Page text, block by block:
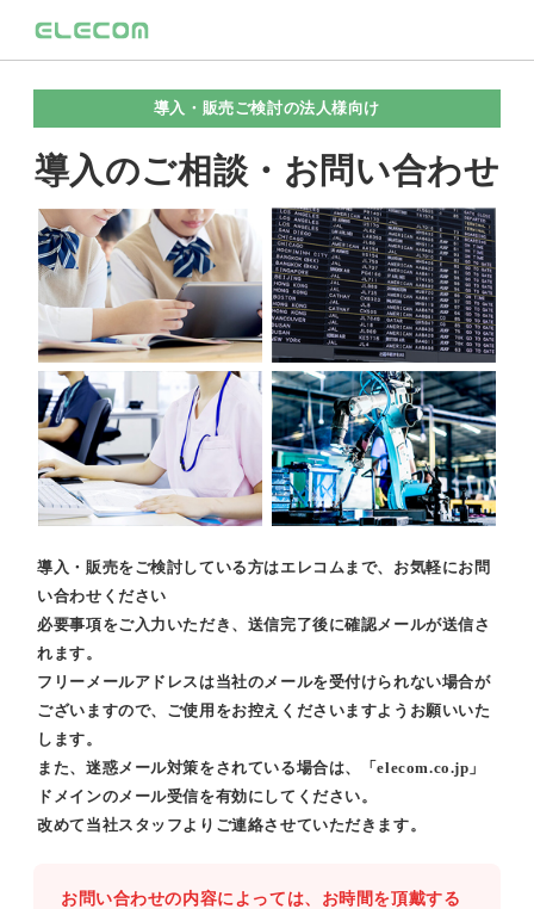
導入・販売ご検討の法人様向け
導入のご相談・お問い合わせ
導入・販売をご検討している方はエレコムまで、お気軽にお問
い合わせください
必要事項をご入力いただき、送信完了後に確認メールが送信さ
れます。
フリーメールアドレスは当社のメールを受付けられない場合が
ございますので、ご使用をお控えくださいますようお願いいた
します。
また、迷惑メール対策をされている場合は、「elecom.co.jp」
ドメインのメール受信を有効にしてください。
改めて当社スタッフよりご連絡させていただきます。
お問い合わせの内容によっては、お時間を頂戴する